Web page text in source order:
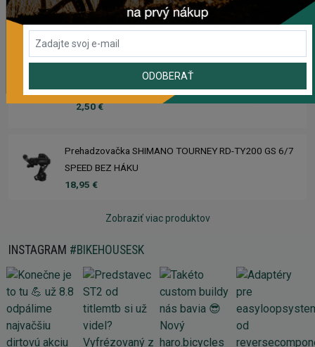
Rebuild kit pedálov CHROMAG SYNTH
40,95 €
Náhradný gumový diel pre košík CRUSSIS YBC-01
2,50 €
Prehadzovačka SHIMANO TOURNEY RD-TY200 GS 6/7
SPEED BEZ HÁKU
18,95 €
Zobraziť viac produktov
INSTAGRAM #BIKEHOUSESK
ODOBERAŤ